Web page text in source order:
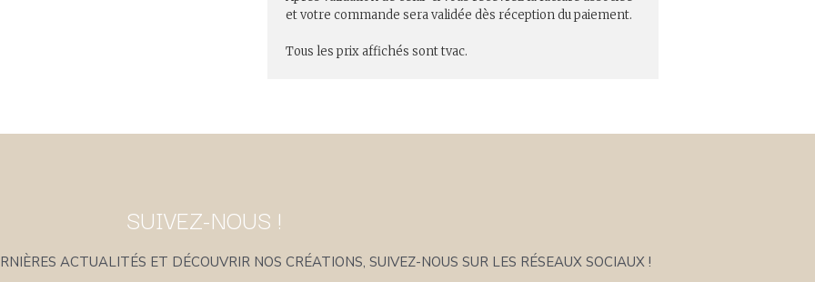
et votre commande sera validée dès réception du paiement.
Tous les prix affichés sont tvac.
SUIVEZ-NOUS !
ACTUALITÉS ET DÉCOUVRIR NOS CRÉATIONS, SUIVEZ-NOUS SUR LES RÉSEAUX SOCIAUX !